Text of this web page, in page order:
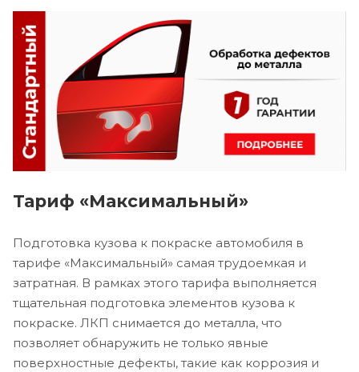
Тариф «Максимальный»
Подготовка кузова к покраске автомобиля в
тарифе «Максимальный» самая трудоемкая и
затратная. В рамках этого тарифа выполняется
тщательная подготовка элементов кузова к
покраске. ЛКП снимается до металла, что
позволяет обнаружить не только явные
поверхностные дефекты, такие как коррозия и